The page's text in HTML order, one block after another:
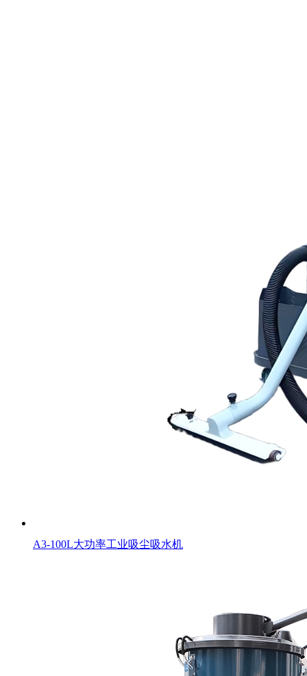
A3-100L大功率工业吸尘吸水机